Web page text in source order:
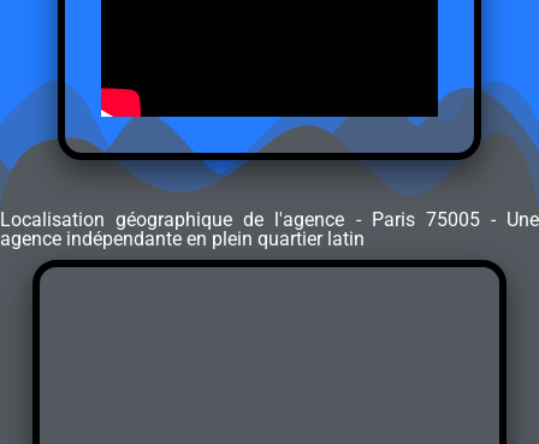
Localisation géographique de l'agence - Paris 75005 - Une
agence indépendante en plein quartier latin